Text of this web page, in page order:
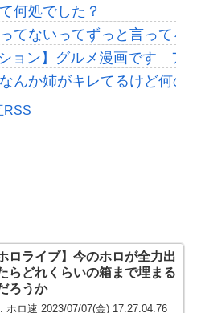
何処でした？
てないってずっと言って
ション】グルメ漫画です ア
んか姉がキレてるけど何
RSS
ホロライブ】今のホロが全力出
らどれくらいの箱まで埋まる
ろうか
ホロ速 2023/07/07(金) 17:27:04.76